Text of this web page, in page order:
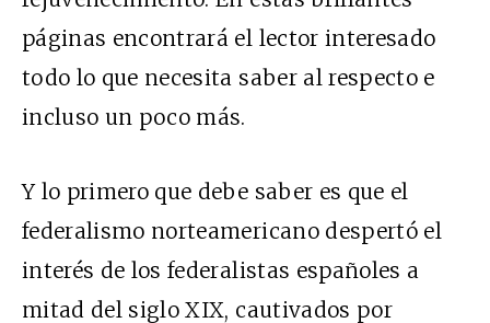
páginas encontrará el lector interesado
todo lo que necesita saber al respecto e
incluso un poco más.
Y lo primero que debe saber es que el
federalismo norteamericano despertó el
interés de los federalistas españoles a
mitad del siglo XIX, cautivados por